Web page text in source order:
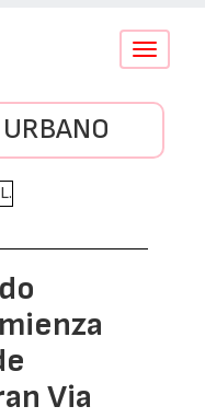
Conmutar
Via